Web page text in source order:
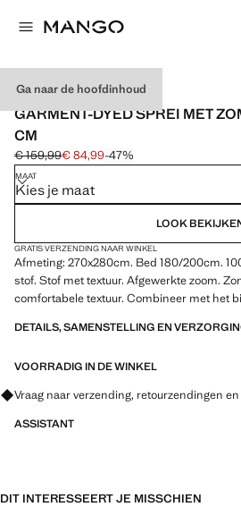
Ga naar de hoofdinhoud
MADE IN PORTUGAL
GARMENT-DYED SPREI MET
CM
Oorspronkelijke prijs doorgehaald [€
€ 159,99
Huidige prijs [€ 84,99 ]
€ 84,99-47%
Kies een kleur
MAAT
Kies je maat
LOOK
GRATIS VERZENDING NAAR WINKEL
Afmeting: 270x280cm. Bed 180/200cm.
stof. Stof met textuur. Afgewerkte zoom.
comfortabele textuur. Combineer met het
DETAILS, SAMENSTELLING EN
VOORRADIG IN DE WINKEL
Vraag naar verzending, retourzendingen
ASSISTANT
DIT INTERESSEERT JE MISSCHIEN